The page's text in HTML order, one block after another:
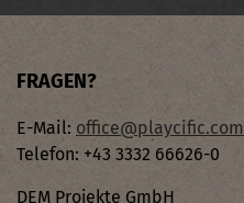
FRAGEN?
E-Mail: office@playcific.com
Telefon: +43 3332 66626-0
DEM Projekte GmbH